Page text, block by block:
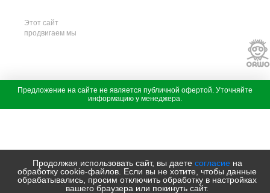
е
х
с
а
Этот сайт
продвигаем мы
Продолжая использовать сайт, вы даете согласиена
обработку cookie-файлов. Если вы не хотите, чтобы данные
обрабатывались, просим отключить обработку в настройках
вашего браузера или покинуть сайт.
Предложение на сайте не является публичной офертой. Уточняйте
информацию у менеджера.
д
т